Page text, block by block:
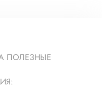
ПОЛЕЗНЫЕ